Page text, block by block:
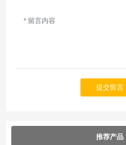
提交留言
推荐产品